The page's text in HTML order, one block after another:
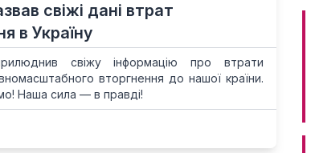
свіжі дані втрат
в Україну
свіжу інформацію про втрати
вторгнення до нашої країни.
Наша сила — в правді!